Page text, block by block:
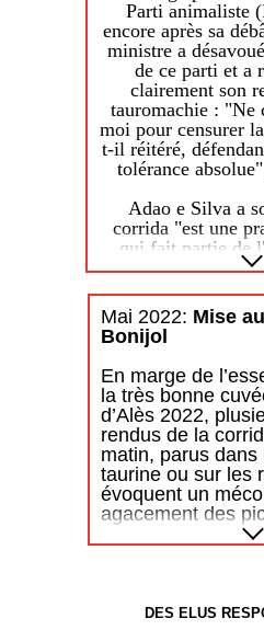
auriez, à titre
spectacles
l'impartialité dont
preuve les
dans l'exercice de
serait gravement
conclut
la préfète de bien
"exposer les
lesquelles les
sont pas
délai raisonnable
manifestants
opinions, pour
trouble à l'ordre
l’Observatoire
Cultures Taurines
Parti animaliste
encore après sa
ministre a
de ce parti et a
clairement son
tauromachie : "Ne
moi pour censurer
t-il réitéré,
tolérance
Adao e Silva a
corrida "est une
qui fait partie de
populations dans
avoir son
mais a insisté
position relève
représente "la
Portugais qui
corridas, mais qui
interdire aux
prendre leurs
Le ministre de la
réponse en
absolue" pour la
Mai 2022: Mise
Bonijol
En marge de
la très bonne
d’Alès 2022,
rendus de la
matin, parus dans
taurine ou sur les
évoquent un
agacement des
mettent en cause
pique validée par
au point pour
DES ELUS